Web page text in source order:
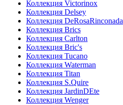
Коллекция Victorinox
Коллекция Delsey
Коллекция DeRosaRinconada
Коллекция Brics
Коллекция Carlton
Коллекция Bric's
Коллекция Tucano
Коллекция Waterman
Коллекция Titan
Коллекция S.Quire
Коллекция JardinDEte
Коллекция Wenger